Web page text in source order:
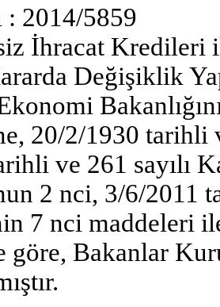
: 2014/5859
İhracat Kredileri
Değişiklik
20/2/1930
ve 261 sayılı
2 nci, 3/6/2011
7 nci maddeleri
göre, Bakanlar